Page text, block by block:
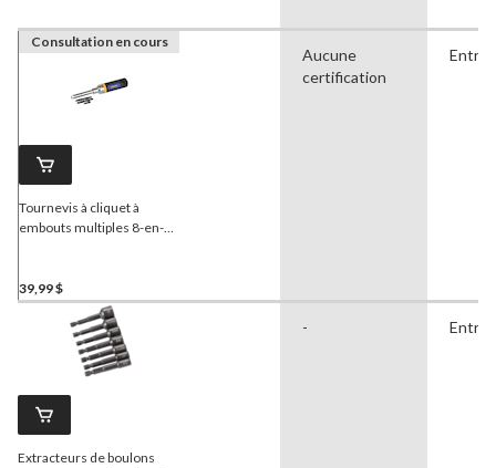
Consultation en cours
Tournevis à cliquet à
embouts multiples 8-en-1
39,99 $
Aucune
certification
Extracteurs de boulons
-